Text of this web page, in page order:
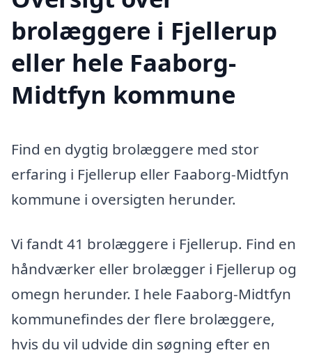
brolæggere i Fjellerup
eller hele Faaborg-
Midtfyn kommune
Find en dygtig brolæggere med stor
erfaring i Fjellerup eller Faaborg-Midtfyn
kommune i oversigten herunder.
Vi fandt 41 brolæggere i Fjellerup. Find en
håndværker eller brolægger i Fjellerup og
omegn herunder. I hele Faaborg-Midtfyn
kommunefindes der flere brolæggere,
hvis du vil udvide din søgning efter en